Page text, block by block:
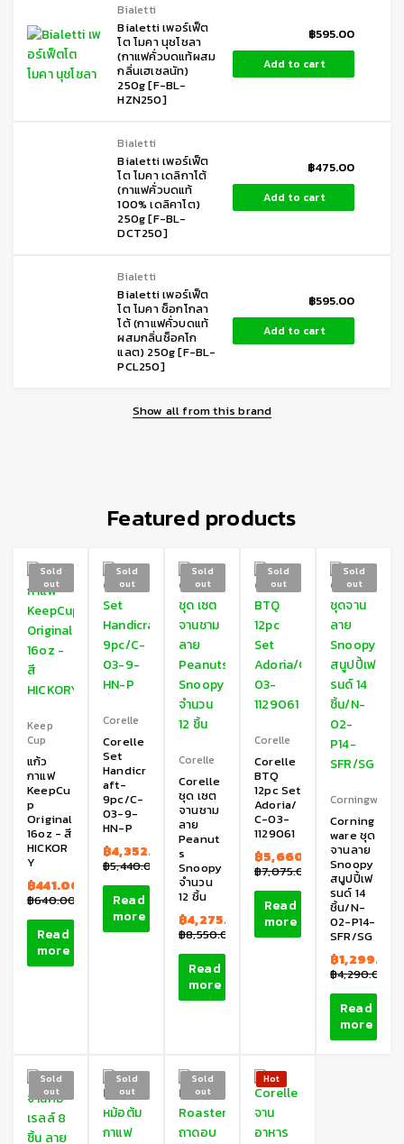
Bialetti
Bialetti เพอร์เฟ็ต
โต โมคา นุชโชลา
(กาแฟคั่วบดแท้ผสม
กลิ่นเฮเซลนัท)
250g [F-BL-
HZN250]
฿595.00
Add to cart
Bialetti
Bialetti เพอร์เฟ็ต
โต โมคา เดลิกาโต้
(กาแฟคั่วบดแท้
100% เดลิคาโต)
250g [F-BL-
DCT250]
฿475.00
Add to cart
Bialetti
Bialetti เพอร์เฟ็ต
โต โมคา ช็อกโกลา
โต้ (กาแฟคั่วบดแท้
ผสมกลิ่นช็อคโก
แลต) 250g [F-BL-
PCL250]
฿595.00
Add to cart
Show all from this brand
Featured products
Sold
out
Keep
Cup
แก้ว
กาแฟ
KeepCu
p
Original
16oz - สี
HICKOR
Y
฿640.00
฿441.00
Read
more
Sold
out
Corelle
Corelle
Set
Handicr
aft-
9pc/C-
03-9-
HN-P
฿5,440.00
฿4,352.00
Read
more
Sold
out
Corelle
Corelle
ชุด เซต
จานชาม
ลาย
Peanut
s
Snoopy
จำนวน
12 ชิ้น
฿8,550.00
฿4,275.00
Read
more
Sold
out
Corelle
Corelle
BTQ
12pc Set
Adoria/
C-03-
1129061
฿7,075.00
฿5,660.00
Read
more
Sold
out
Corningware
Corning
ware ชุด
จานลาย
Snoopy
สนูปปี้เฟ
รนด์ 14
ชิ้น/N-
02-P14-
SFR/SG
฿4,290.00
฿1,299.00
Read
more
Sold
out
Sold
out
Sold
out
Hot